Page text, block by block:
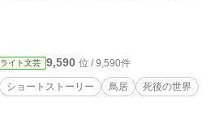
ライト文芸 9,590 位 / 9,590件
ショートストーリー 鳥居
死後の世界